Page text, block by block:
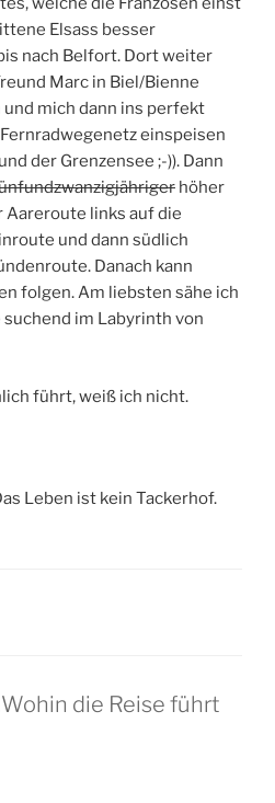
Elsass besser
nach Belfort. Dort weiter
Marc in Biel/Bienne
mich dann ins perfekt
einspeisen
der Grenzensee ;-)). Dann
höher
Aareroute links auf die
und dann südlich
Danach kann
folgen. Am liebsten sähe ich
suchend im Labyrinth von
führt, weiß ich nicht.
Leben ist kein Tackerhof.
die Reise führt